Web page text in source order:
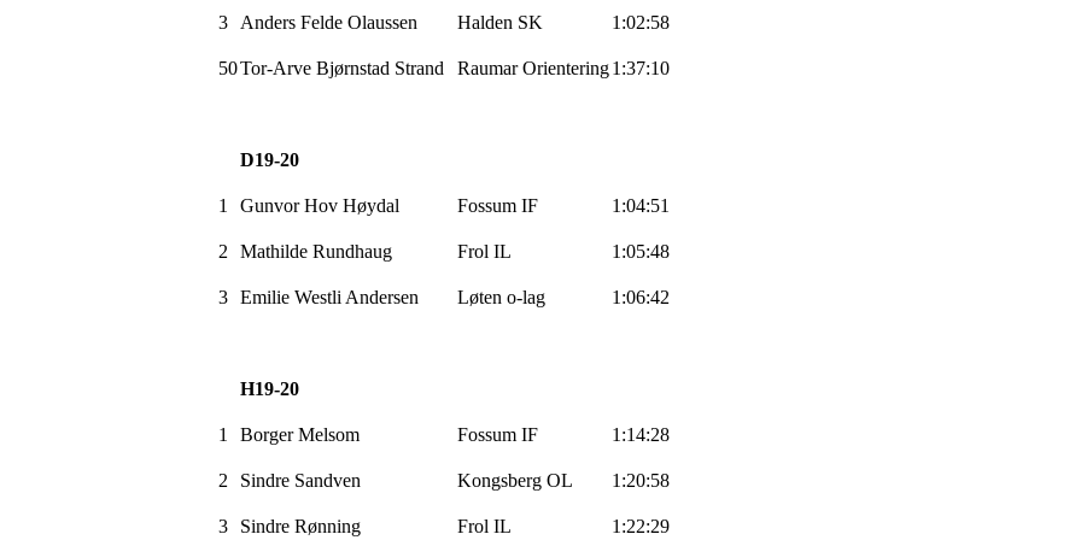
3 Anders Felde Olaussen Halden SK 1:02:58
50Tor-Arve Bjørnstad Strand RaumarOrientering1:37:10
D19-20
1 Gunvor Hov Høydal Fossum IF 1:04:51
2 Mathilde Rundhaug Frol IL 1:05:48
3 Emilie Westli Andersen Løten o-lag 1:06:42
H19-20
1 BorgerMelsom Fossum IF 1:14:28
2 Sindre Sandven Kongsberg OL 1:20:58
3 Sindre Rønning Frol IL 1:22:29